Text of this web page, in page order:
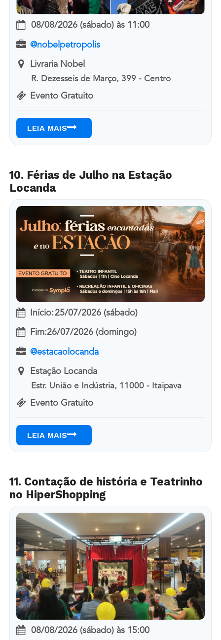
08/08/2026 (sábado) às 11:00
@nobelpetropolis
Livraria Nobel
R. Dezesseis de Março, 399 - Centro
Evento Gratuito
LEIA MAIS
10. Férias de Julho na Estação
Locanda
Início:25/07/2026 (sábado)
Fim:26/07/2026 (domingo)
@estacaolocanda
Estação Locanda
Estr. União e Indústria, 11000 - Itaipava
Evento Gratuito
LEIA MAIS
11. Contação de história e Teatrinho
no HiperShopping
08/08/2026 (sábado) às 15:00